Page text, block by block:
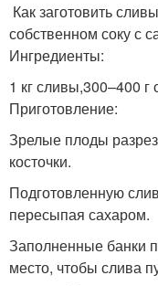
Как заготовить
собственном соку с
Ингредиенты:
1 кг сливы,300–400 г
Приготовление:
Зрелые плоды
косточки.
Подготовленную
пересыпая сахаром.
Заполненные банки
место, чтобы слива